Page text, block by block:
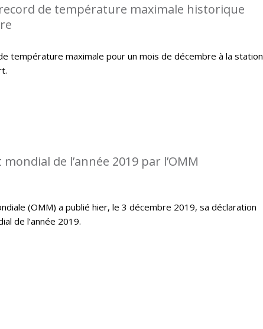
de température maximale historique
température maximale pour un mois de décembre à la station
de l’année 2019 par l’OMM
(OMM) a publié hier, le 3 décembre 2019, sa déclaration
de l’année 2019.